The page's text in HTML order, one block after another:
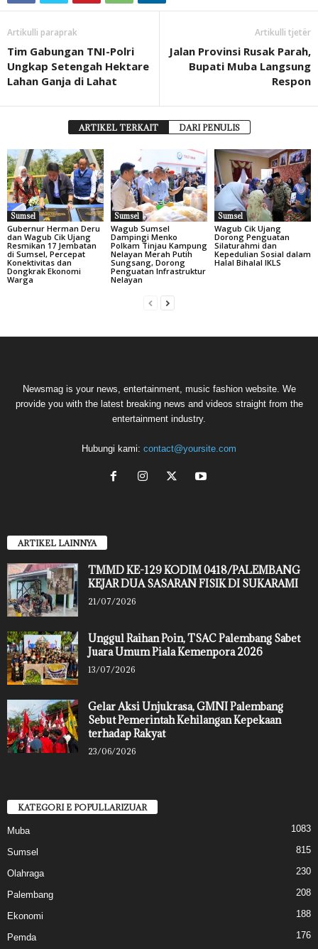
Artikulli paraprak
Tim Gabungan TNI-Polri
Ungkap Setengah Hektare
Lahan Ganja di Lahat
Artikulli tjetër
Jalan Provinsi Rusak Parah,
Bupati Muba Langsung
Respon
ARTIKEL TERKAIT DARI PENULIS
Sumsel
Gubernur Herman Deru
dan Wagub Cik Ujang
Resmikan 17 Jembatan
di Sumsel, Percepat
Konektivitas dan
Dongkrak Ekonomi
Warga
Sumsel
Wagub Sumsel
Dampingi Menko
Polkam Tinjau Kampung
Nelayan Merah Putih
Sungsang, Dorong
Penguatan Infrastruktur
Nelayan
Sumsel
Wagub Cik Ujang
Dorong Penguatan
Silaturahmi dan
Kepedulian Sosial dalam
Halal Bihalal IKLS
Newsmag is your news, entertainment, music fashion website. We
provide you with the latest breaking news and videos straight from the
entertainment industry.
Hubungi kami: contact@yoursite.com
ARTIKEL LAINNYA
TMMD KE-129 KODIM 0418/PALEMBANG
KEJAR DUA SASARAN FISIK DI SUKARAMI
21/07/2026
Unggul Raihan Poin, TSAC Palembang Sabet
Juara Umum Piala Kemenpora 2026
13/07/2026
Gelar Aksi Unjukrasa, GMNI Palembang
Sebut Pemerintah Kehilangan Kepekaan
terhadap Rakyat
23/06/2026
KATEGORI E POPULLARIZUAR
Muba 1083
Sumsel 815
Olahraga 230
Palembang 208
Ekonomi 188
Pemda 176